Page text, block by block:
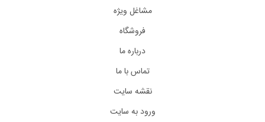
مشاغل ویژه
فروشگاه
درباره ما
تماس با ما
نقشه سایت
ورود به سایت